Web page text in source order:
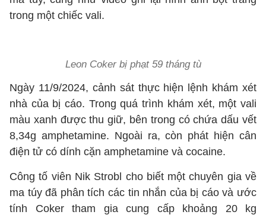
trong một chiếc vali.
Leon Coker bị phạt 59 tháng tù
Ngày 11/9/2024, cảnh sát thực hiện lệnh khám xét
nhà của bị cáo. Trong quá trình khám xét, một vali
màu xanh được thu giữ, bên trong có chứa dấu vết
8,34g amphetamine. Ngoài ra, còn phát hiện cân
điện tử có dính cặn amphetamine và cocaine.
Công tố viên Nik Strobl cho biết một chuyên gia về
ma túy đã phân tích các tin nhắn của bị cáo và ước
tính Coker tham gia cung cấp khoảng 20 kg